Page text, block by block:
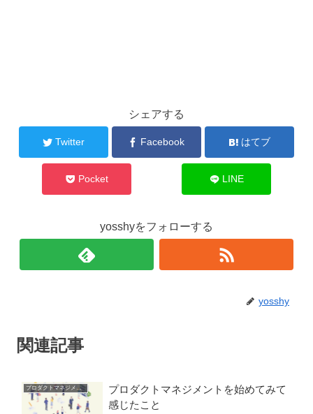
シェアする
Twitter Facebook はてブ
Pocket LINE
yosshyをフォローする
yosshy
関連記事
プロダクトマネジメント
プロダクトマネジメントを始めてみて
感じたこと